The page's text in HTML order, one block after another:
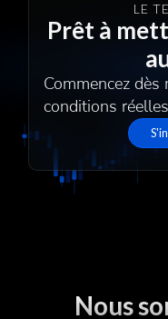
LE
Prêt à
Commencez
conditions
Nous